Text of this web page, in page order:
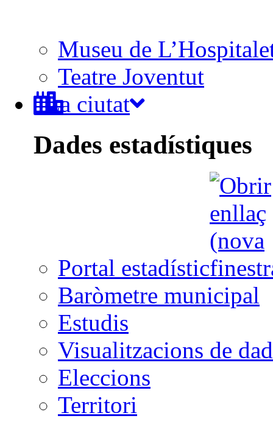
Museu de
Teatre Joventut
La ciutat
Dades estadístiques
Portal estadístic
Baròmetre municipal
Estudis
Visualitzacions de
Eleccions
Territori